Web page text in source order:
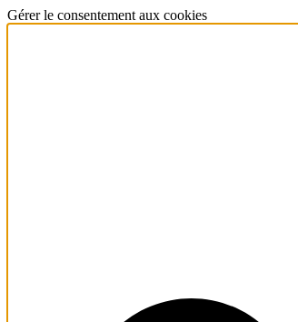
Gérer le consentement aux cookies